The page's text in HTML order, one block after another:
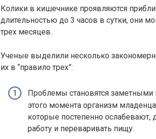
Колики в кишечнике проявляются
длительностью до 3 часов в сутки, они
трех месяцев.
Ученые выделили несколько
их в “правило трех”:
Проблемы становятся заметными
этого момента организм
которые постепенно
работу и переваривать пищу.